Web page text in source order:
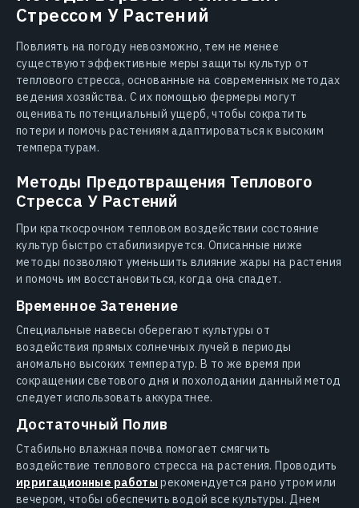
Стрессом У Растений
Повлиять на погоду невозможно, тем не менее
существуют эффективные меры защиты культур от
теплового стресса, основанные на современных методах
ведения хозяйства. С их помощью фермеры могут
оценивать потенциальный ущерб, чтобы сократить
потери и помочь растениям адаптироваться к высоким
температурам.
Методы Предотвращения Теплового
Стресса У Растений
При краткосрочном тепловом воздействии состояние
культур быстро стабилизируется. Описанные ниже
методы позволяют уменьшить влияние жары на растения
и помочь им восстановиться, когда она спадет.
Временное Затенение
Специальные навесы оберегают культуры от
воздействия прямых солнечных лучей в периоды
аномально высоких температур. В то же время при
сокращении светового дня и похолодании данный метод
следует использовать аккуратнее.
Достаточный Полив
Стабильно влажная почва помогает смягчить
воздействие теплового стресса на растения. Проводить
ирригационные работы рекомендуется рано утром или
вечером, чтобы обеспечить водой все культуры. Днем